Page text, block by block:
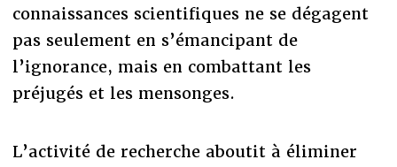
connaissances scientifiques ne se dégagent
pas seulement en s’émancipant de
l’ignorance, mais en combattant les
préjugés et les mensonges.
L’activité de recherche aboutit à éliminer